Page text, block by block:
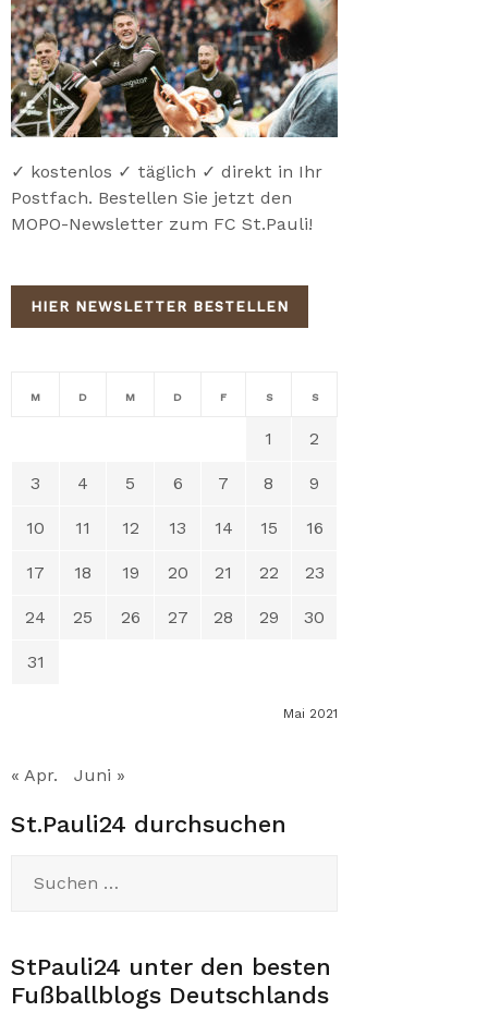
✓ kostenlos ✓ täglich ✓ direkt in Ihr
Postfach. Bestellen Sie jetzt den
MOPO-Newsletter zum FC St.Pauli!
HIER NEWSLETTER BESTELLEN
Mai 2021
M D M D F S S
1 2
3 4 5 6 7 8 9
10 11 12 13 14 15 16
17 18 19 20 21 22 23
24 25 26 27 28 29 30
31
« Apr. Juni »
St.Pauli24 durchsuchen
nach:
StPauli24 unter den besten
Fußballblogs Deutschlands